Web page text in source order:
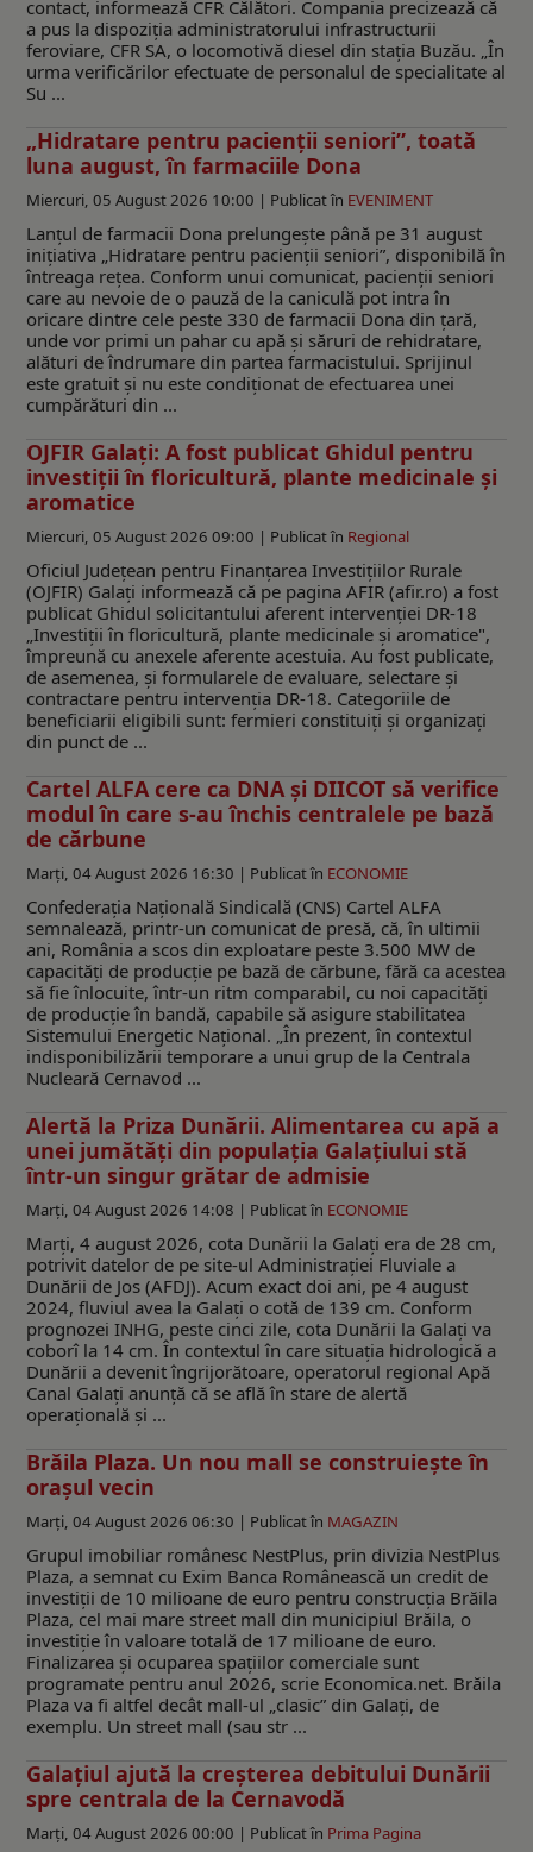
contact, informează CFR Călători. Compania precizează că
a pus la dispoziția administratorului infrastructurii
feroviare, CFR SA, o locomotivă diesel din stația Buzău. „În
urma verificărilor efectuate de personalul de specialitate al
Su ...
„Hidratare pentru pacienții seniori”, toată
luna august, în farmaciile Dona
Miercuri, 05 August 2026 10:00 | Publicat în EVENIMENT
Lanțul de farmacii Dona prelungește până pe 31 august
inițiativa „Hidratare pentru pacienții seniori”, disponibilă în
întreaga rețea. Conform unui comunicat, pacienții seniori
care au nevoie de o pauză de la caniculă pot intra în
oricare dintre cele peste 330 de farmacii Dona din țară,
unde vor primi un pahar cu apă și săruri de rehidratare,
alături de îndrumare din partea farmacistului. Sprijinul
este gratuit și nu este condiționat de efectuarea unei
cumpărături din ...
OJFIR Galați: A fost publicat Ghidul pentru
investiții în floricultură, plante medicinale și
aromatice
Miercuri, 05 August 2026 09:00 | Publicat în Regional
Oficiul Județean pentru Finanțarea Investițiilor Rurale
(OJFIR) Galați informează că pe pagina AFIR (afir.ro) a fost
publicat Ghidul solicitantului aferent intervenției DR-18
„Investiții în floricultură, plante medicinale și aromatice",
împreună cu anexele aferente acestuia. Au fost publicate,
de asemenea, și formularele de evaluare, selectare și
contractare pentru intervenția DR-18. Categoriile de
beneficiarii eligibili sunt: fermieri constituiți și organizați
din punct de ...
Cartel ALFA cere ca DNA și DIICOT să verifice
modul în care s-au închis centralele pe bază
de cărbune
Marți, 04 August 2026 16:30 | Publicat în ECONOMIE
Confederația Națională Sindicală (CNS) Cartel ALFA
semnalează, printr-un comunicat de presă, că, în ultimii
ani, România a scos din exploatare peste 3.500 MW de
capacități de producție pe bază de cărbune, fără ca acestea
să fie înlocuite, într-un ritm comparabil, cu noi capacități
de producție în bandă, capabile să asigure stabilitatea
Sistemului Energetic Național. „În prezent, în contextul
indisponibilizării temporare a unui grup de la Centrala
Nucleară Cernavod ...
Alertă la Priza Dunării. Alimentarea cu apă a
unei jumătăţi din populaţia Galațiului stă
într-un singur grătar de admisie
Marți, 04 August 2026 14:08 | Publicat în ECONOMIE
Marți, 4 august 2026, cota Dunării la Galați era de 28 cm,
potrivit datelor de pe site-ul Administraţiei Fluviale a
Dunării de Jos (AFDJ). Acum exact doi ani, pe 4 august
2024, fluviul avea la Galați o cotă de 139 cm. Conform
prognozei INHG, peste cinci zile, cota Dunării la Galați va
coborî la 14 cm. În contextul în care situația hidrologică a
Dunării a devenit îngrijorătoare, operatorul regional Apă
Canal Galați anunță că se află în stare de alertă
operațională și ...
Brăila Plaza. Un nou mall se construiește în
orașul vecin
Marți, 04 August 2026 06:30 | Publicat în MAGAZIN
Grupul imobiliar românesc NestPlus, prin divizia NestPlus
Plaza, a semnat cu Exim Banca Românească un credit de
investiții de 10 milioane de euro pentru construcția Brăila
Plaza, cel mai mare street mall din municipiul Brăila, o
investiție în valoare totală de 17 milioane de euro.
Finalizarea și ocuparea spațiilor comerciale sunt
programate pentru anul 2026, scrie Economica.net. Brăila
Plaza va fi altfel decât mall-ul „clasic” din Galați, de
exemplu. Un street mall (sau str ...
Galațiul ajută la creșterea debitului Dunării
spre centrala de la Cernavodă
Marți, 04 August 2026 00:00 | Publicat în Prima Pagina